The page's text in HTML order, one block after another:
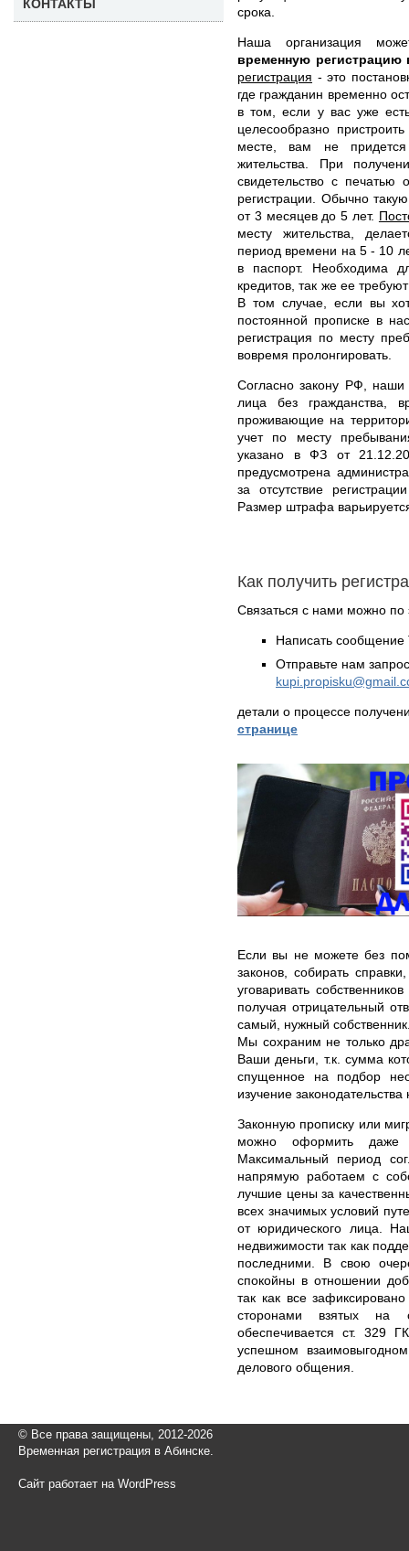
срока.
Наша организация
временную регистрацию
регистрация - это
где гражданин временно
в том, если у вас уже
целесообразно
месте, вам не придется
жительства. При
свидетельство с
регистрации. Обычно
от 3 месяцев до 5 лет.
месту жительства,
период времени на 5 - 10
в паспорт. Необходима
кредитов, так же ее
В том случае, если вы
постоянной прописке в
регистрация по месту
вовремя пролонгировать.
Согласно закону РФ, наши
лица без гражданства,
проживающие на
учет по месту
указано в ФЗ от
предусмотрена
за отсутствие
Размер штрафа
Как получить
Связаться с нами можно по
Написать
Отправьте нам
детали о процессе
странице
Если вы не можете без
законов, собирать
уговаривать
получая отрицательный
самый, нужный
Мы сохраним не только
Ваши деньги, т.к. сумма
спущенное на подбор
изучение
Законную прописку или
можно оформить
Максимальный период
напрямую работаем с
лучшие цены за
всех значимых условий
от юридического лица.
недвижимости так как
последними. В свою
спокойны в отношении
так как все
сторонами взятых на
обеспечивается ст. 329
успешном
делового общения.
КОНТАКТЫ
© Все права защищены, 2012-2026
Временная регистрация в Абинске.
Сайт работает на WordPress